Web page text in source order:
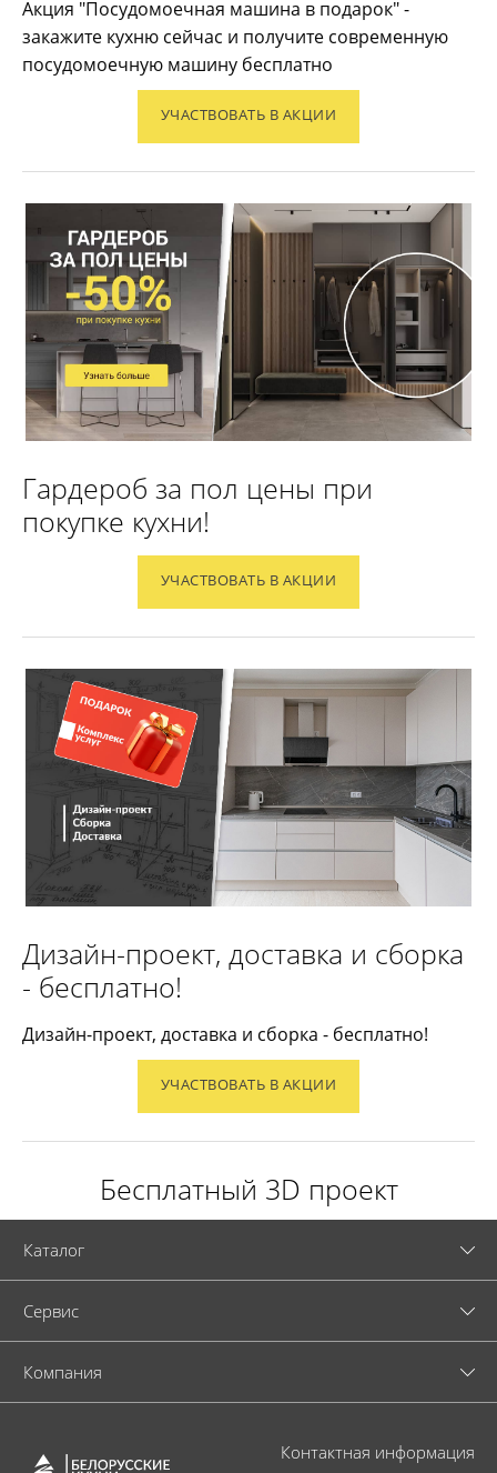
Акция "Посудомоечная машина в подарок" -
закажите кухню сейчас и получите современную
посудомоечную машину бесплатно
УЧАСТВОВАТЬ В АКЦИИ
Гардероб за пол цены при
покупке кухни!
УЧАСТВОВАТЬ В АКЦИИ
Дизайн-проект, доставка и сборка
- бесплатно!
Дизайн-проект, доставка и сборка - бесплатно!
УЧАСТВОВАТЬ В АКЦИИ
Бесплатный 3D проект
Каталог
Cервис
Компания
Контактная информация